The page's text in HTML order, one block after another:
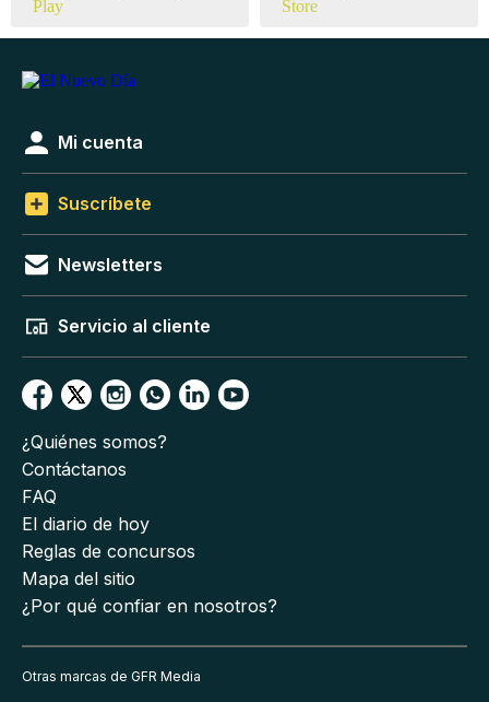
Mi cuenta
Suscríbete
Newsletters
Servicio al cliente
¿Quiénes somos?
Contáctanos
FAQ
El diario de hoy
Reglas de concursos
Mapa del sitio
¿Por qué confiar en nosotros?
Otras marcas de GFR Media